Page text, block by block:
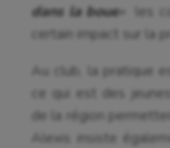
dans la boue«
les
certain impact sur la
Au club, la pratique
ce qui est des
de la région
Alexis insiste